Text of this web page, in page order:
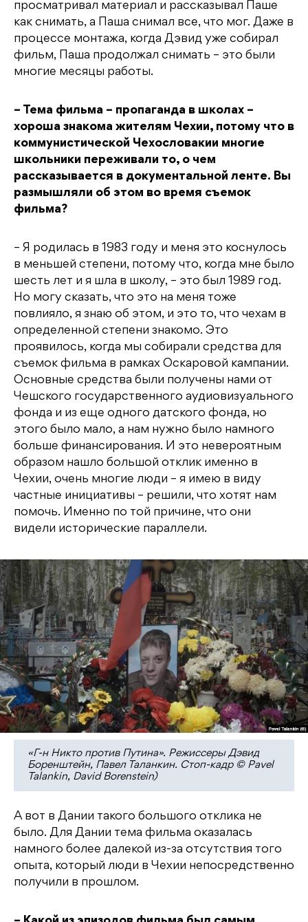
просматривал материал и рассказывал Паше
как снимать, а Паша снимал все, что мог. Даже в
процессе монтажа, когда Дэвид уже собирал
фильм, Паша продолжал снимать – это были
многие месяцы работы.
– Тема фильма – пропаганда в школах –
хороша знакома жителям Чехии, потому что в
коммунистической Чехословакии многие
школьники переживали то, о чем
рассказывается в документальной ленте. Вы
размышляли об этом во время съемок
фильма?
– Я родилась в 1983 году и меня это коснулось
в меньшей степени, потому что, когда мне было
шесть лет и я шла в школу, – это был 1989 год.
Но могу сказать, что это на меня тоже
повлияло, я знаю об этом, и это то, что чехам в
определенной степени знакомо. Это
проявилось, когда мы собирали средства для
съемок фильма в рамках Оскаровой кампании.
Основные средства были получены нами от
Чешского государственного аудиовизуального
фонда и из еще одного датского фонда, но
этого было мало, а нам нужно было намного
больше финансирования. И это невероятным
образом нашло большой отклик именно в
Чехии, очень многие люди – я имею в виду
частные инициативы – решили, что хотят нам
помочь. Именно по той причине, что они
видели исторические параллели.
«Г-н Никто против Путина». Режиссеры Дэвид
Боренштейн, Павел Таланкин. Стоп-кадр © Pavel
Talankin, David Borenstein)
А вот в Дании такого большого отклика не
было. Для Дании тема фильма оказалась
намного более далекой из-за отсутствия того
опыта, который люди в Чехии непосредственно
получили в прошлом.